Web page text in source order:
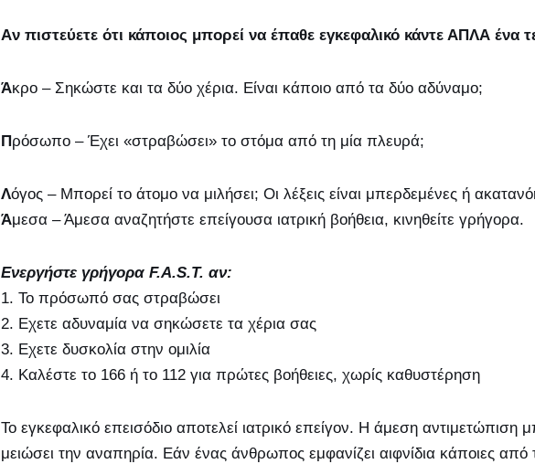
Aν πιστεύετε ότι κάποιος μπορεί να έπαθε εγκεφαλικό κάντε ΑΠΛΑ ένα
Άκρο – Σηκώστε και τα δύο χέρια. Είναι κάποιο από τα δύο αδύναμο;
Πρόσωπο – Έχει «στραβώσει» το στόμα από τη μία πλευρά;
Λόγος – Μπορεί το άτομο να μιλήσει; Οι λέξεις είναι μπερδεμένες ή
Άμεσα – Άμεσα αναζητήστε επείγουσα ιατρική βοήθεια, κινηθείτε γρήγορα.
Ενεργήστε γρήγορα F.A.S.T. αν:
1. Το πρόσωπό σας στραβώσει
2. Εχετε αδυναμία να σηκώσετε τα χέρια σας
3. Εχετε δυσκολία στην ομιλία
4. Καλέστε το 166 ή το 112 για πρώτες βοήθειες, χωρίς καθυστέρηση
Το εγκεφαλικό επεισόδιο αποτελεί ιατρικό επείγον. Η άμεση αντιμετώπιση
μειώσει την αναπηρία. Εάν ένας άνθρωπος εμφανίζει αιφνίδια κάποιες